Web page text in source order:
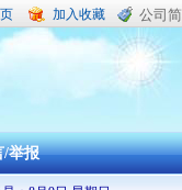
加入收藏 公司
/举报